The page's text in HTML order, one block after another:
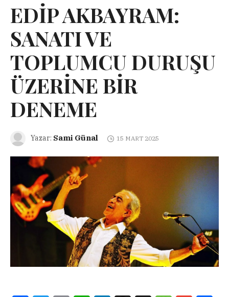
EDİP AKBAYRAM:
SANATI VE
TOPLUMCU DURUŞU
ÜZERİNE BİR
DENEME
Yazar: Sami Günal 15 MART 2025